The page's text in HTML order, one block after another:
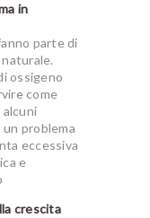
in
parte di
ossigeno
come
problema
eccessiva
e
crescita